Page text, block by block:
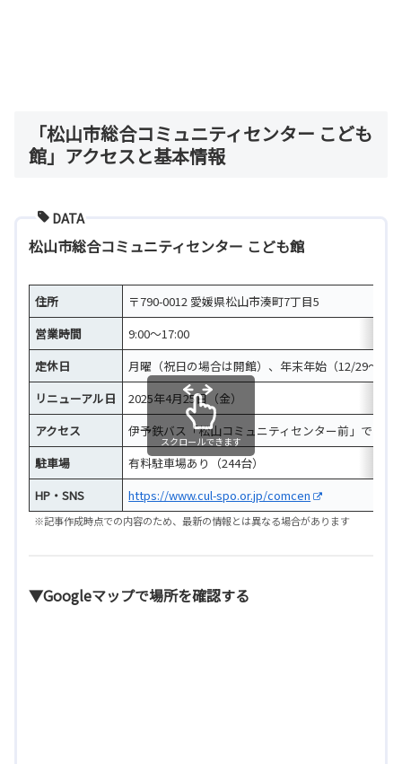
「松山市総合コミュニティセンター こども
館」アクセスと基本情報
DATA
松山市総合コミュニティセンター こども館
住所
〒790-0012 愛媛県松山市湊町7丁目5
営業時間
9:00～17:00
定休日
月曜（祝日の場合は開館）、年末年始（12/29～1/
リニューアル日
2025年4月25日（金）
アクセス
伊予鉄バス「松山コミュニティセンター前」で下
駐車場
有料駐車場あり（244台）
HP・SNS
https://www.cul-spo.or.jp/comcen
スクロールできます
※記事作成時点での内容のため、最新の情報とは異なる場合があります
▼Googleマップで場所を確認する